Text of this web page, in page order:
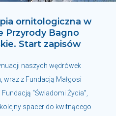
ornitologiczna w
Przyrody Bagno
Start zapisów
naszych wędrówek
wraz z Fundacją Małgosi
Fundacją “Świadomi Życia”,
spacer do kwitnącego